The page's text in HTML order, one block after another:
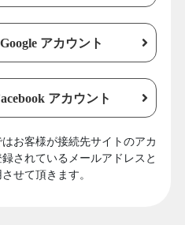
Google アカウント
アカウント
お客様が接続先サイトのアカ
されているメールアドレスと
せて頂きます。